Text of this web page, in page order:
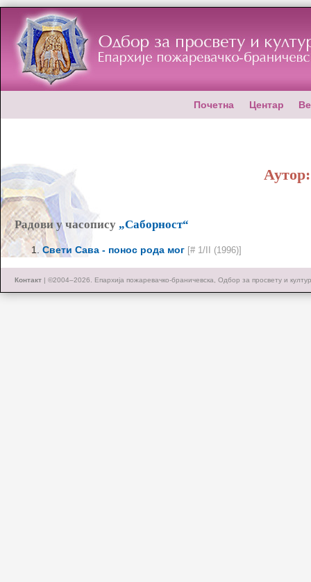
Почетна Центар
Радови у часопису „Саборност“
Свети Сава - понос рода мог [# 1/II (1996)]
Контакт | ©2004–2026. Епархија пожаревачко-браничевска, Одбор за просвету и